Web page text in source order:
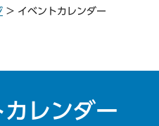
> イベントカレンダー
レンダー